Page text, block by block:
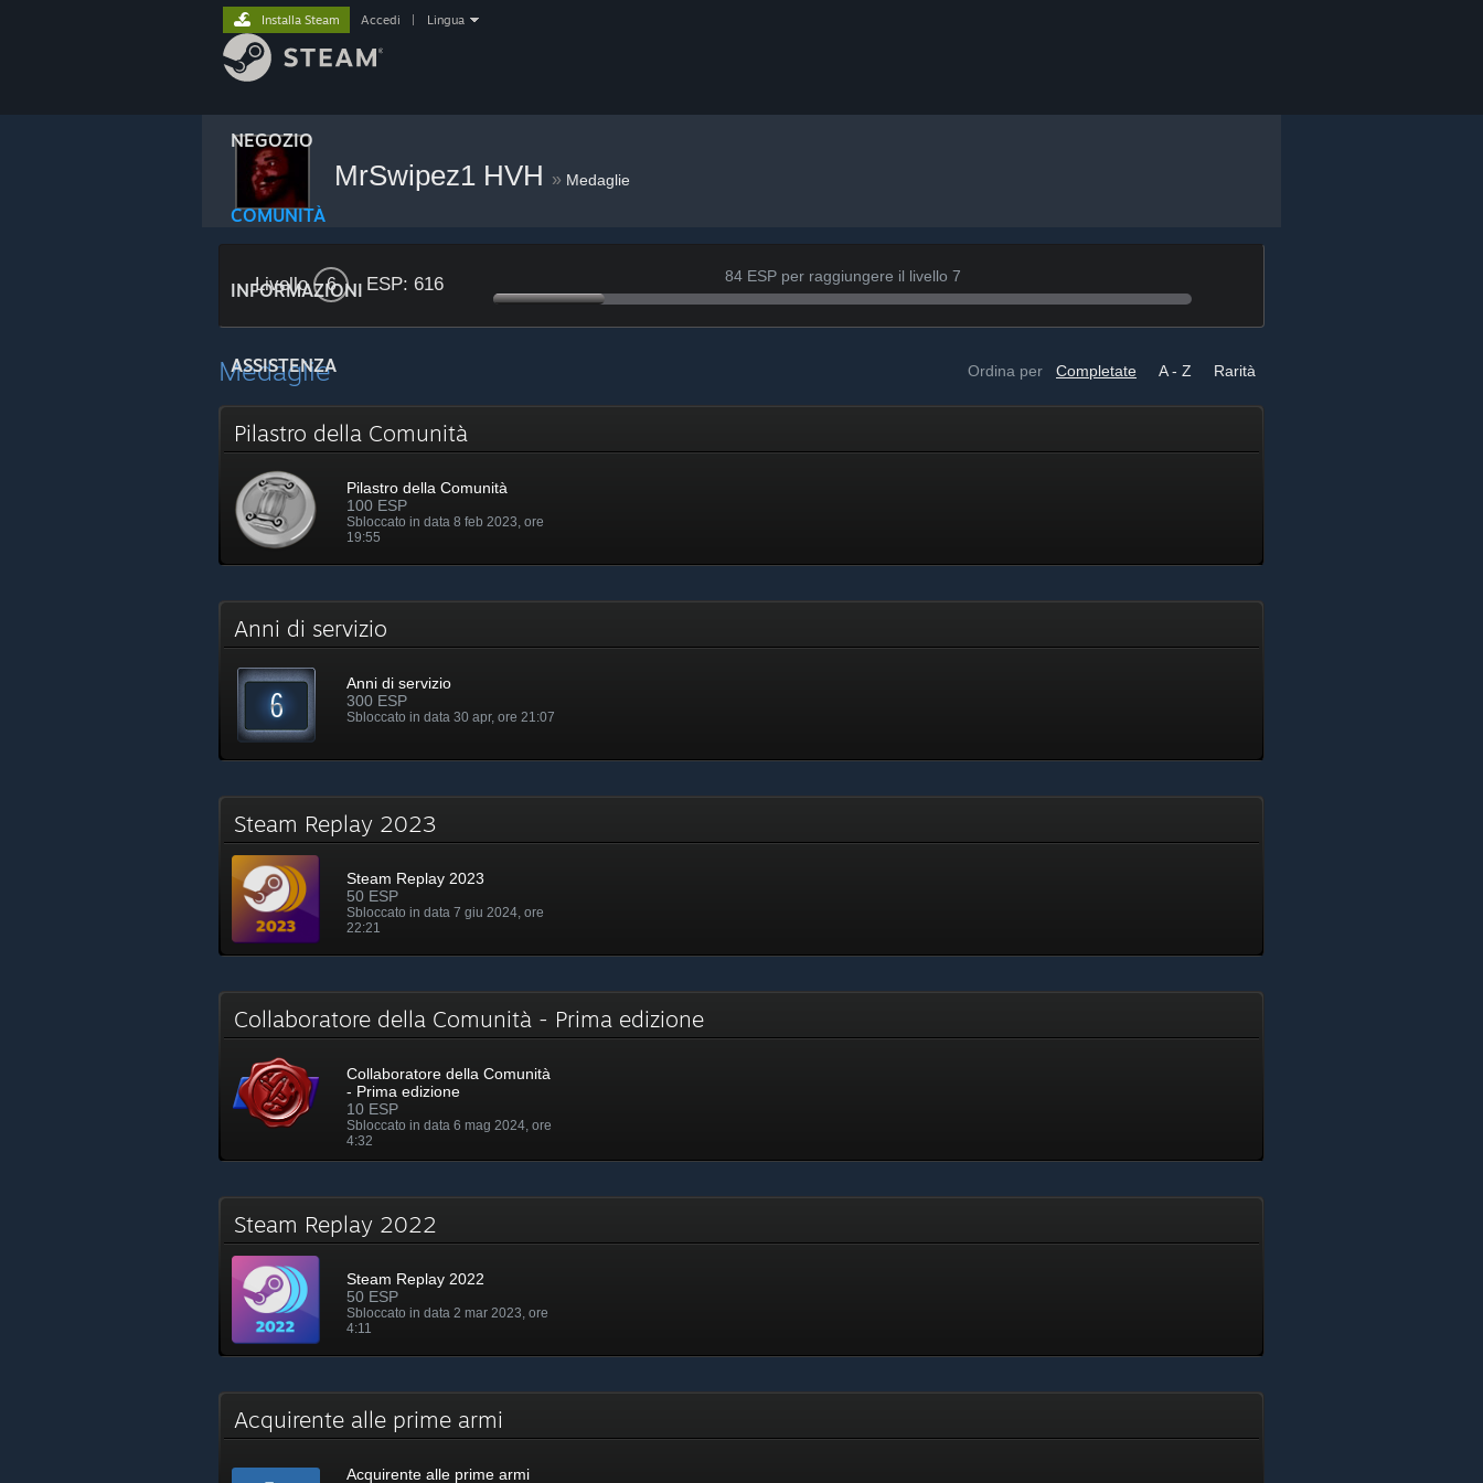
NEGOZIO
COMUNITÀ
INFORMAZIONI
ASSISTENZA
Installa Steam Accedi Lingua
MrSwipez1 HVH » Medaglie
Livello 6 ESP: 616 84 ESP per raggiungere il livello 7
Ordina per Completate A - Z Rarità
Medaglie
Pilastro della Comunità
Pilastro della Comunità
100 ESP
Sbloccato in data 8 feb 2023, ore
19:55
Anni di servizio
Anni di servizio
300 ESP
Sbloccato in data 30 apr, ore 21:07
Steam Replay 2023
Steam Replay 2023
50 ESP
Sbloccato in data 7 giu 2024, ore
22:21
Collaboratore della Comunità - Prima edizione
Collaboratore della Comunità
- Prima edizione
10 ESP
Sbloccato in data 6 mag 2024, ore
4:32
Steam Replay 2022
Steam Replay 2022
50 ESP
Sbloccato in data 2 mar 2023, ore
4:11
Acquirente alle prime armi
Acquirente alle prime armi